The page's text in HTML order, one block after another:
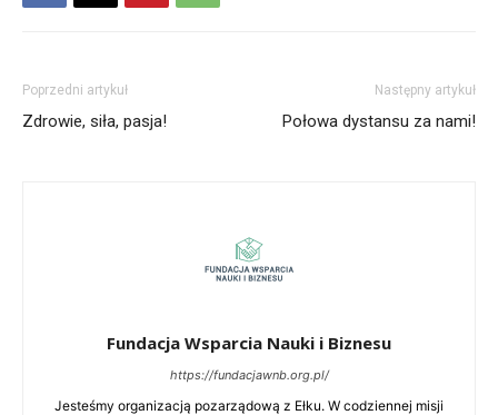
Poprzedni artykuł
Zdrowie, siła, pasja!
Następny artykuł
Połowa dystansu za nami!
Fundacja Wsparcia Nauki i Biznesu
https://fundacjawnb.org.pl/
Jesteśmy organizacją pozarządową z Ełku. W codziennej misji